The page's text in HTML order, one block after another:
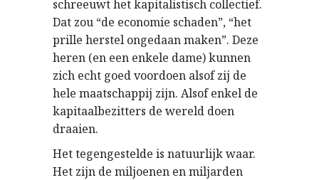
schreeuwt het kapitalistisch collectief.
Dat zou “de economie schaden”, “het
prille herstel ongedaan maken”. Deze
heren (en een enkele dame) kunnen
zich echt goed voordoen alsof zij de
hele maatschappij zijn. Alsof enkel de
kapitaalbezitters de wereld doen
draaien.
Het tegengestelde is natuurlijk waar.
Het zijn de miljoenen en miljarden